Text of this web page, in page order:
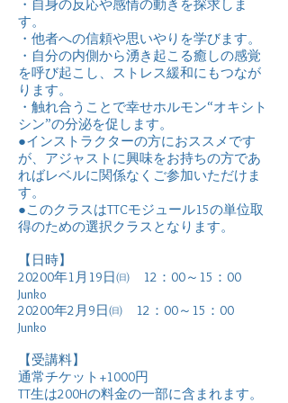
・自身の反応や感情の動きを探求しま
す。
・他者への信頼や思いやりを学びます。
・自分の内側から湧き起こる癒しの感覚
を呼び起こし、ストレス緩和にもつなが
ります。
・触れ合うことで幸せホルモン“オキシト
シン”の分泌を促します。
●インストラクターの方におススメです
が、アジャストに興味をお持ちの方であ
ればレベルに関係なくご参加いただけま
す。
●このクラスはTTCモジュール15の単位取
得のための選択クラスとなります。
【日時】
20200年1 月19日㈰ 12：00～15：00
Junko
20200年2 月9日㈰ 12：00～15：00
Junko
【受講料】
通常チケット+1000円
TT生は200Hの料金の一部に含まれます。